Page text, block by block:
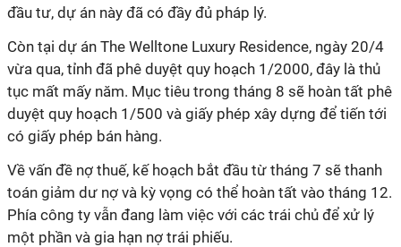
đầu tư, dự án này đã có đầy đủ pháp lý.
Còn tại dự án The Welltone Luxury Residence, ngày 20/4
vừa qua, tỉnh đã phê duyệt quy hoạch 1/2000, đây là thủ
tục mất mấy năm. Mục tiêu trong tháng 8 sẽ hoàn tất phê
duyệt quy hoạch 1/500 và giấy phép xây dựng để tiến tới
có giấy phép bán hàng.
Về vấn đề nợ thuế, kế hoạch bắt đầu từ tháng 7 sẽ thanh
toán giảm dư nợ và kỳ vọng có thể hoàn tất vào tháng 12.
Phía công ty vẫn đang làm việc với các trái chủ để xử lý
một phần và gia hạn nợ trái phiếu.